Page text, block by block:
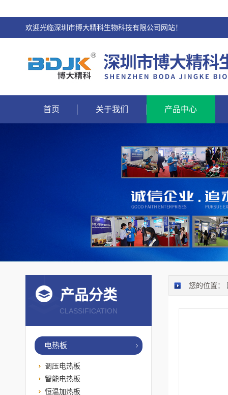
欢迎光临深圳市博大精科生物科技有限公司网站！
首页 关于我们 产品中心
您的位置：
产品分类
CLASSIFICATION
电热板
调压电热板
智能电热板
恒温加热板